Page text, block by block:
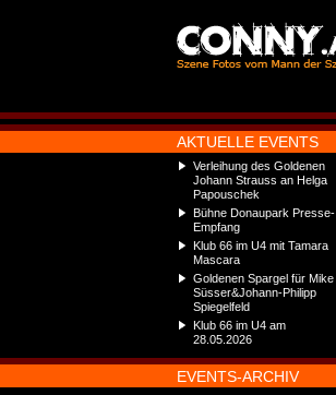
AKTUELLE EVENTS
Verleihung des Goldenen
Johann Strauss an Helga
Papouschek
Bühne Donaupark Presse-
Empfang
Klub 66 im U4 mit Tamara
Mascara
Goldenen Spargel für Mike
Süsser&Johann-Philipp
Spiegelfeld
Klub 66 im U4 am
28.05.2026
EVENTS-ARCHIV